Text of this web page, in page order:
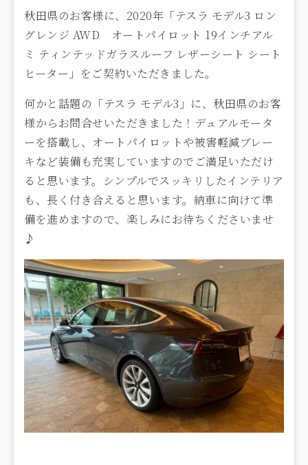
秋田県のお客様に、2020年「テスラ モデル3 ロン
グレンジ AWD オートパイロット 19インチアル
ミ ティンテッドガラスルーフ レザーシート シート
ヒーター」をご契約いただきました。
何かと話題の「テスラ モデル3」に、秋田県のお客
様からお問合せいただきました！デュアルモータ
ーを搭載し、オートパイロットや被害軽減ブレー
キなど装備も充実していますのでご満足いただけ
ると思います。シンプルでスッキリしたインテリア
も、長く付き合えると思います。納車に向けて準
備を進めますので、楽しみにお待ちくださいませ
♪